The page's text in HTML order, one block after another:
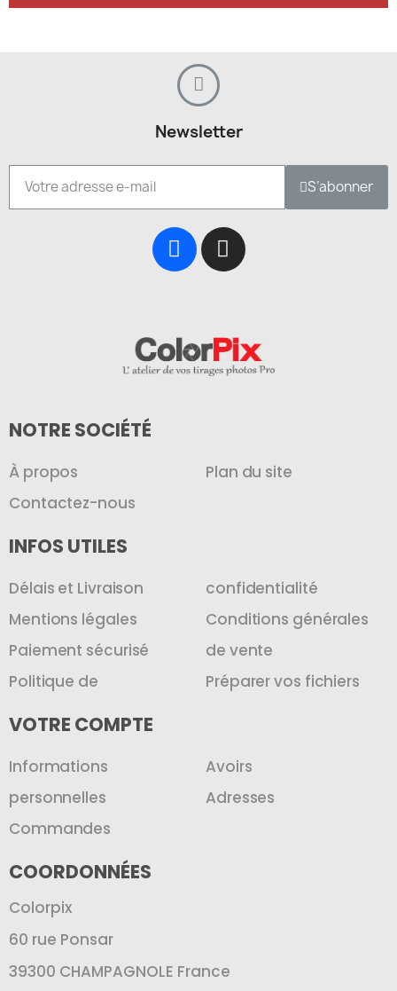
Newsletter
S’abonner
NOTRE SOCIÉTÉ
À propos
Contactez-nous
Plan du site
INFOS UTILES
Délais et Livraison
Mentions légales
Paiement sécurisé
Politique de
confidentialité
Conditions générales
de vente
Préparer vos fichiers
VOTRE COMPTE
Informations
personnelles
Commandes
Avoirs
Adresses
COORDONNÉES
Colorpix
60 rue Ponsar
39300 CHAMPAGNOLE France